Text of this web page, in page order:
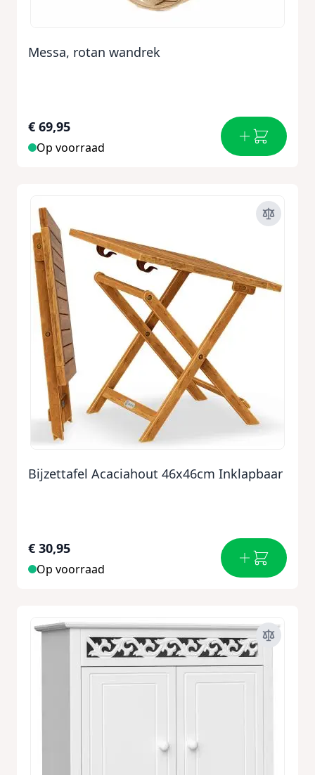
Messa, rotan wandrek
€ 69,95
Op voorraad
Bijzettafel Acaciahout 46x46cm Inklapbaar
€ 30,95
Op voorraad